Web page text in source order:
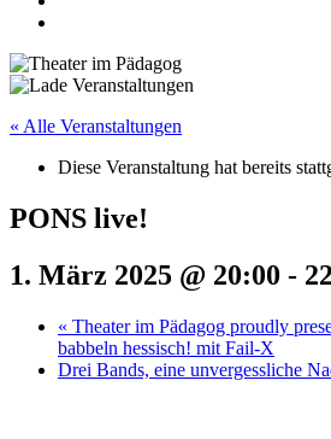
« Alle Veranstaltungen
Diese Veranstaltung hat bereits
PONS live!
1. März 2025 @ 20:00 -
« Theater im Pädagog proudly
babbeln hessisch! mit Fail-X
Drei Bands, eine unvergessliche